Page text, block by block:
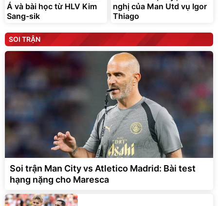
Á và bài học từ HLV Kim
Sang-sik
nghị của Man Utd vụ Igor
Thiago
SOI TRẬN
Soi trận Man City vs Atletico Madrid: Bài test
hạng nặng cho Maresca